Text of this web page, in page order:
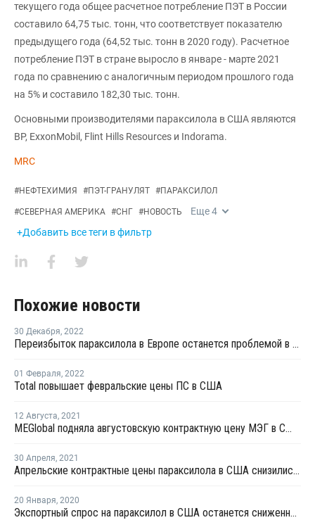
текущего года общее расчетное потребление ПЭТ в России
составило 64,75 тыс. тонн, что соответствует показателю
предыдущего года (64,52 тыс. тонн в 2020 году). Расчетное
потребление ПЭТ в стране выросло в январе - марте 2021
года по сравнению с аналогичным периодом прошлого года
на 5% и составило 182,30 тыс. тонн.
Основными производителями параксилола в США являются
BP, ExxonMobil, Flint Hills Resources и Indorama.
MRC
#НЕФТЕХИМИЯ #ПЭТ-ГРАНУЛЯТ #ПАРАКСИЛОЛ
#СЕВЕРНАЯ АМЕРИКА #СНГ #НОВОСТЬ Еще4
+Добавить все теги в фильтр
Похожие новости
30 Декабря, 2022
Переизбыток параксилола в Европе останется проблемой в 2023 году на фоне расширения мощностей в Азии и слабого спроса
01 Февраля, 2022
Total повышает февральские цены ПС в США
12 Августа, 2021
MEGlobal подняла августовскую контрактную цену МЭГ в США на USD22 за тонну
30 Апреля, 2021
Апрельские контрактные цены параксилола в США снизились на USD27,5 за тонну
20 Января, 2020
Экспортный спрос на параксилол в США останется сниженным в ближайшие месяцы